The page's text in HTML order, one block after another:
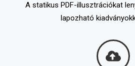
A statikus PDF-illusztrációkat
lapozható